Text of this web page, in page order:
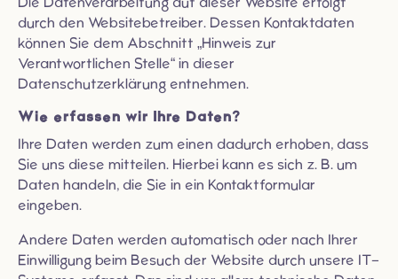
durch den Websitebetreiber. Dessen Kontaktdaten
können Sie dem Abschnitt „Hinweis zur
Verantwortlichen Stelle“ in dieser
Datenschutzerklärung entnehmen.
Wie erfassen wir Ihre Daten?
Ihre Daten werden zum einen dadurch erhoben, dass
Sie uns diese mitteilen. Hierbei kann es sich z. B. um
Daten handeln, die Sie in ein Kontaktformular
eingeben.
Andere Daten werden automatisch oder nach Ihrer
Einwilligung beim Besuch der Website durch unsere IT-